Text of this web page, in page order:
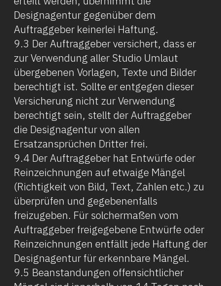
Designagentur gegenüber dem
Auftraggeber keinerlei Haftung.
9.3 Der Auftraggeber versichert, dass er
zur Verwendung aller Studio Umlaut
übergebenen Vorlagen, Texte und Bilder
berechtigt ist. Sollte er entgegen dieser
Versicherung nicht zur Verwendung
berechtigt sein, stellt der Auftraggeber
die Designagentur von allen
Ersatzansprüchen Dritter frei.
9.4 Der Auftraggeber hat Entwürfe oder
Reinzeichnungen auf etwaige Mängel
(Richtigkeit von Bild, Text, Zahlen etc.) zu
überprüfen und gegebenenfalls
freizugeben. Für solchermaßen vom
Auftraggeber freigegebene Entwürfe oder
Reinzeichnungen entfällt jede Haftung der
Designagentur für erkennbare Mängel.
9.5 Beanstandungen offensichtlicher